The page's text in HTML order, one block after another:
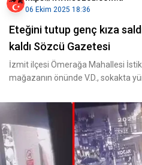
06 Ekim 2025 18:36
Eteğini tutup genç kıza
kaldı Sözcü Gazetesi
İzmit ilçesi Ömerağa Mahallesi
mağazanın önünde V.D., sokakta